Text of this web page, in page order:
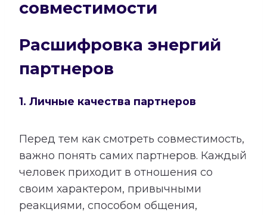
совместимости
Расшифровка энергий
партнеров
1. Личные качества партнеров
Перед тем как смотреть совместимость,
важно понять самих партнеров. Каждый
человек приходит в отношения со
своим характером, привычными
реакциями, способом общения,